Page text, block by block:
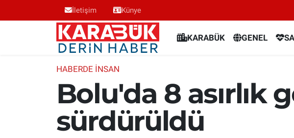
İletişim Künye
KARABÜK GENEL
HABERDE INSAN
Bolu'da 8 asırlık
sürdürüldü
Karabük Nöbetçi Eczaneler
Karabük Hava Durumu
Karabük Trafik Yoğunluk Haritası
Süper Lig Puan Durumu ve Fikstür